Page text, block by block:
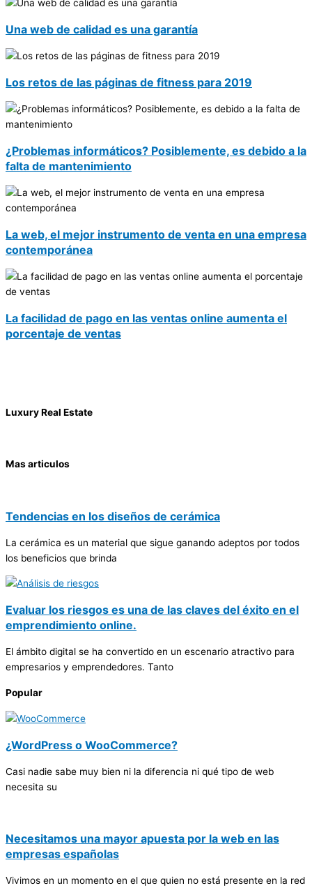
Una web de calidad es una garantía
Los retos de las páginas de fitness para 2019
¿Problemas informáticos? Posiblemente, es debido a la
falta de mantenimiento
La web, el mejor instrumento de venta en una empresa
contemporánea
La facilidad de pago en las ventas online aumenta el
porcentaje de ventas
Luxury Real Estate
Mas articulos
Tendencias en los diseños de cerámica
La cerámica es un material que sigue ganando adeptos por todos
los beneficios que brinda
Evaluar los riesgos es una de las claves del éxito en el
emprendimiento online.
El ámbito digital se ha convertido en un escenario atractivo para
empresarios y emprendedores. Tanto
Popular
¿WordPress o WooCommerce?
Casi nadie sabe muy bien ni la diferencia ni qué tipo de web
necesita su
Necesitamos una mayor apuesta por la web en las
empresas españolas
Vivimos en un momento en el que quien no está presente en la red